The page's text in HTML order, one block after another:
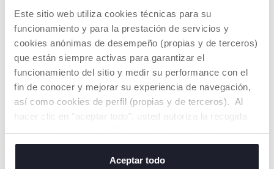
Este sitio web utiliza cookies técnicas para su
funcionamiento y para la prestación de servicios y
cookies anónimas de desempeño (propias y de terceros)
que están siempre activas para garantizar el
funcionamiento del sitio y medir su performance con el
fin de conocer y mejorar su experiencia de navegación,
así como cookies de perfil (propias y de terceros). Al
hacer clic en "aceptar todo", usted autoriza la recogida
de todas las cookies. Si desea obtener más información
o cambiar o revocar el consentimiento de todas o
algunas cookies, haga clic en "mostrar detalles". Al
Aceptar todo
AÑADIR AÑADIR
NEW NEW